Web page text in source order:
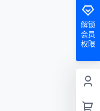
解锁
会员
权限